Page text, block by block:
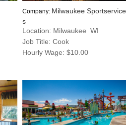
Company: Milwaukee Sportservice
s
Location: Milwaukee WI
Job Title: Cook
Hourly Wage: $10.00